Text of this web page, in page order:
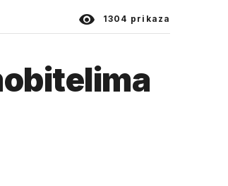
1304 prikaza